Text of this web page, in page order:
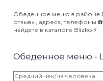
Обеденное меню в районе
отзывы, адреса, телефоны
найдёте в каталоге Blizko ⚡️
Обеденное меню -
Средний чек/на человека